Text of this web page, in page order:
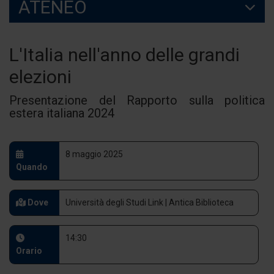
ATENEO
L'Italia nell'anno delle grandi
elezioni
Presentazione del Rapporto sulla politica
estera italiana 2024
Quando
8 maggio 2025
Dove Università degli Studi Link | Antica Biblioteca
Orario
14:30